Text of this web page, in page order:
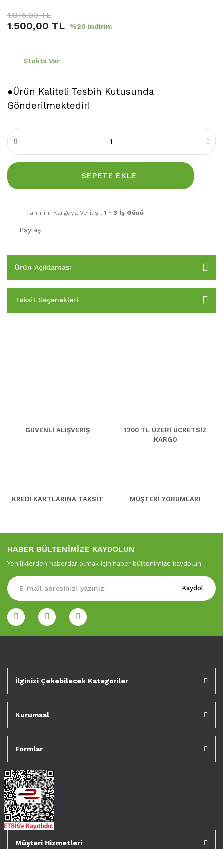
1.875,00 TL
1.500,00 TL %20 indirim
Stokta Var
●Ürün Kaliteli Tesbih Kutusunda
Gönderilmektedir!
SEPETE EKLE
Tahmini Kargoya Veriliş : 1 - 3 İş Günü
Paylaş
Ürün Açıklaması
Taksit Seçenekleri
GÜVENLİ ALIŞVERİŞ
1200 TL ÜZERİ ÜCRETSİZ
KARGO
KREDİ KARTLARINA TAKSİT MÜŞTERİ YORUMLARI
HABER BÜLTENİMİZE KAYDOLUN
Yeniliklerden haberdar olmak için haber bültenimize kaydolun
Kaydol
İlginizi Çekebilecek Kategoriler
Kurumsal
Formlar
Müşteri Hizmetleri